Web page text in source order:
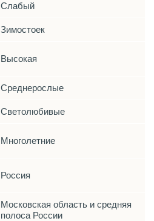
Слабый
Зимостоек
Высокая
Среднерослые
Светолюбивые
Многолетние
Россия
Московская область и средняя
полоса России